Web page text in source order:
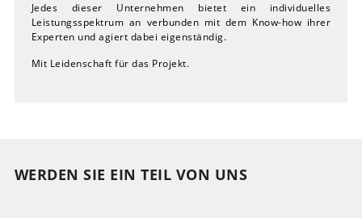
Jedes dieser Unternehmen bietet ein individuelles
Leistungsspektrum an verbunden mit dem Know-how ihrer
Experten und agiert dabei eigenständig.
Mit Leidenschaft für das Projekt.
WERDEN SIE EIN TEIL VON UNS